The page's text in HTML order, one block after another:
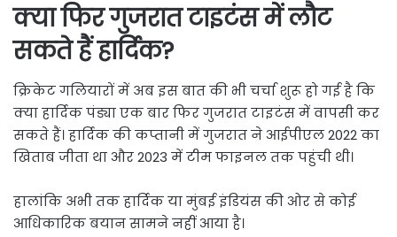
क्या फिर गुजरात टाइटंस में लौट
सकते हैं हार्दिक?
क्रिकेट गलियारों में अब इस बात की भी चर्चा शुरू हो गई है कि
क्या हार्दिक पंड्या एक बार फिर गुजरात टाइटंस में वापसी कर
सकते हैं। हार्दिक की कप्तानी में गुजरात ने आईपीएल 2022 का
खिताब जीता था और 2023 में टीम फाइनल तक पहुंची थी।
हालांकि अभी तक हार्दिक या मुंबई इंडियंस की ओर से कोई
आधिकारिक बयान सामने नहीं आया है।